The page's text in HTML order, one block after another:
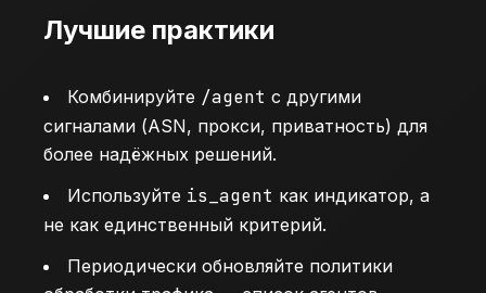
Лучшие практики
Комбинируйте /agent с другими
сигналами (ASN, прокси, приватность) для
более надёжных решений.
Используйте is_agent как индикатор, а
не как единственный критерий.
Периодически обновляйте политики